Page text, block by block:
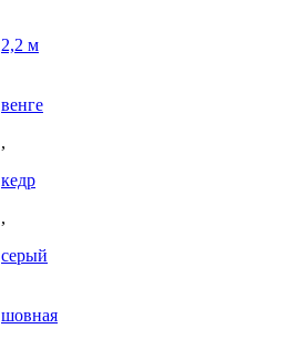
2,2 м
венге
,
кедр
,
серый
шовная